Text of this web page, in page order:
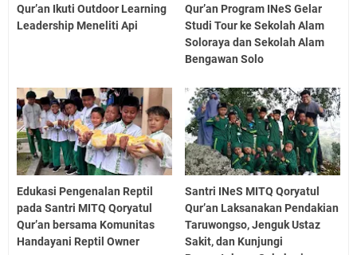
Qur’an Ikuti Outdoor Learning
Leadership Meneliti Api
Qur’an Program INeS Gelar
Studi Tour ke Sekolah Alam
Soloraya dan Sekolah Alam
Bengawan Solo
Edukasi Pengenalan Reptil
pada Santri MITQ Qoryatul
Qur’an bersama Komunitas
Handayani Reptil Owner
Santri INeS MITQ Qoryatul
Qur’an Laksanakan Pendakian
Taruwongso, Jenguk Ustaz
Sakit, dan Kunjungi